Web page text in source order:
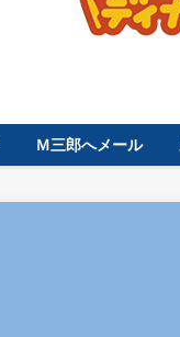
Ｍ三郎へメール